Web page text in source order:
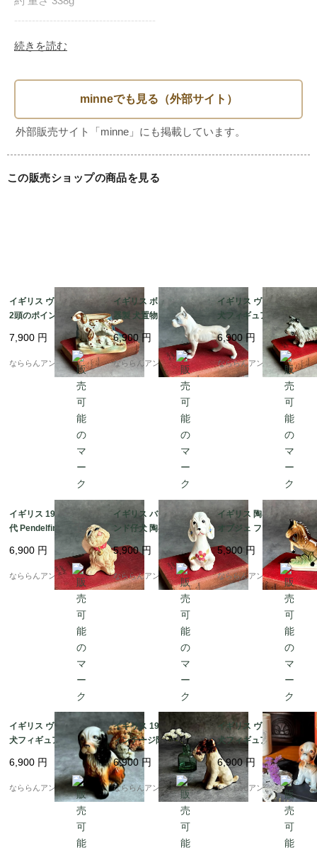
----------------------------------------
があると思います。
このアンティークのお味を楽しんでいただける方に
続きを読む
この販売ショップの商品を見る
イギリス ヴィンテージ
2頭のポインター犬 陶
製ペン立て [AA1199]
7,900 円
なららんアンティーク
イギリス ボクサー犬 陶
器製 犬置物 可愛い子犬
オブジェ フィギュリン
イヌ雑貨 [AA1176]
6,900 円
なららんアンティーク
イギリス ヴィンテージ
犬フィギュア 陶器製 ミ
ニチュア・シュナウザ
ー犬 Germany [AA127
1]
6,900 円
なららんアンティーク
イギリス 1960-1980年
代 Pendelfin Figure Ta
mmy the Dog 犬置物
子犬オブジェ フィギュ
リン イヌ雑貨 [AA117
6,900 円
なららんアンティーク
イギリス バセットハウ
ンド仔犬 陶器製 犬置物
可愛い子犬オブジェ フ
ィギュリン イヌ雑貨 [A
A1175]
5,900円
なららんアンティーク
イギリス 陶器製 馬置物
オブジェ フィギュリン
馬雑貨 (約 高さ11.2cm)
[AA1144]
5,900 円
なららんアンティーク
イギリス ヴィンテージ
犬フィギュア キャバリ
アスパニエル犬 仔犬フ
ィギュア [EY9192]
6,900 円
なららんアンティーク
イギリス 1950年代 ヴ
ィンテージ陶器 フォッ
クス・テリア 犬置物 D
OG Porcelain Terrier
Dog [EY9053]
6,900 円
なららんアンティーク
イギリス ヴィンテージ
犬フィギュア ビーグル
犬 仔犬フィギュア [AA
1194]
6,900円
なららんアンティーク